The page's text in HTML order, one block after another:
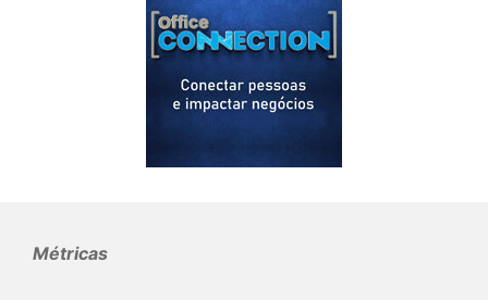
Métricas